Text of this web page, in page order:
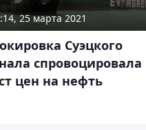
25 марта 2021
Суэцкого
спровоцировала
цен на нефть